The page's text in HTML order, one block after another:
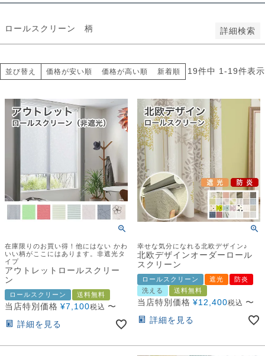
ロールスクリーン 柄 詳細検索
検索
並び替え 価格が安い順 価格が高い順 新着順 19件中 1-19件表示
在庫限りのお買い得！他にはない かわ
いい柄がここにはあります。非遮光タ
イプ
アウトレットロールスクリー
ン
ロールスクリーン 送料無料
当店特別価格 ¥7,100税込 〜
詳細を見る
幸せな気分になれる北欧デザイン♪
北欧デザインオーダーロール
スクリーン
ロールスクリーン 遮光
防炎
洗える
送料無料
当店特別価格 ¥12,400税込 〜
詳細を見る